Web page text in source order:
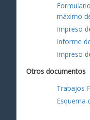
máximo
Impreso
Informe
Impreso
Otros documentos
Trabajos
Esquema